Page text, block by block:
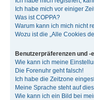
Ich habe mich vor einiger
Was ist COPPA?
Warum kann ich mich nicht
Wozu ist die „Alle Cookies
Benutzerpräferenzen und -
Wie kann ich meine
Die Forenuhr geht falsch!
Ich habe die Zeitzone
Meine Sprache steht auf
Wie kann ich ein Bild bei